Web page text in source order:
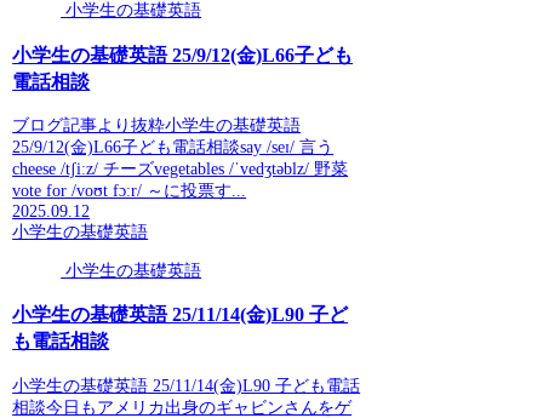
小学生の基礎英語
小学生の基礎英語 25/9/12(金)L66子ども
電話相談
ブログ記事より抜粋小学生の基礎英語
25/9/12(金)L66子ども電話相談say /seɪ/ 言う
cheese /tʃiːz/ チーズvegetables /ˈvedʒtəblz/ 野菜
vote for /voʊt fɔːr/ ～に投票す...
2025.09.12
小学生の基礎英語
小学生の基礎英語
小学生の基礎英語 25/11/14(金)L90 子ど
も電話相談
小学生の基礎英語 25/11/14(金)L90 子ども電話
相談今日もアメリカ出身のギャビンさんをゲ